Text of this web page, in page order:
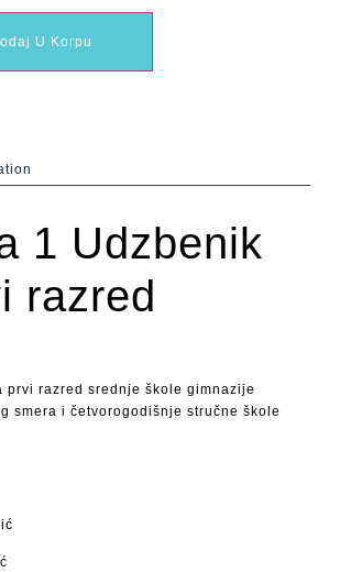
U Korpu
1 Udzbenik
razred
prvi razred srednje škole gimnazije
smera i četvorogodišnje stručne škole